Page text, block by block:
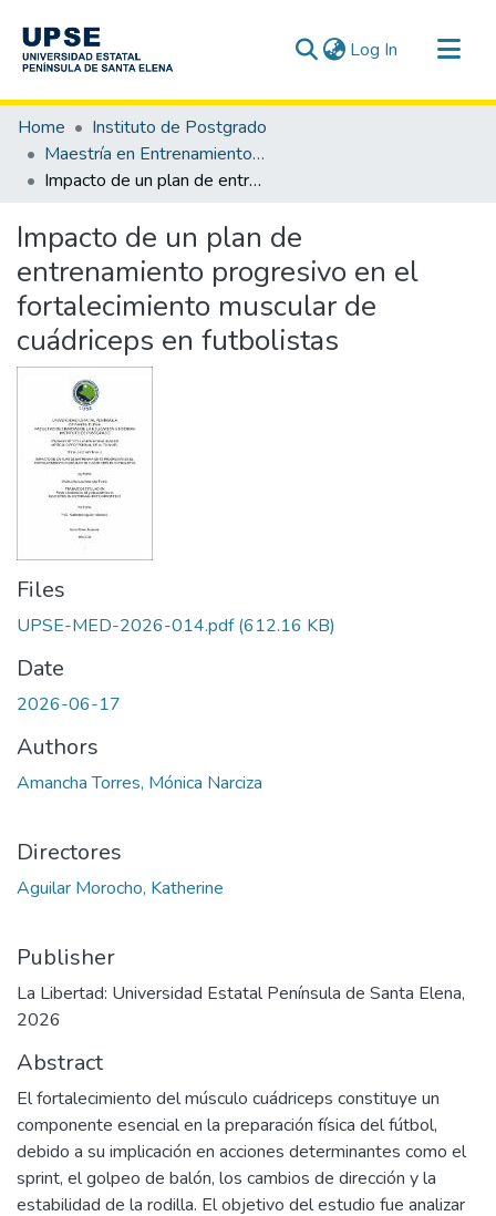
Log In (current)
Communities & Collections
All of DSpace
Statistics
Home
Instituto de Postgrado
Maestría en Entrenamiento Deportivo
Impacto de un plan de entrenamiento progresivo en el fortalecimiento muscular de cuádriceps en futbolistas
Impacto de un plan de
entrenamiento progresivo en el
fortalecimiento muscular de
cuádriceps en futbolistas
Files
UPSE-MED-2026-014.pdf(612.16 KB)
Date
2026-06-17
Authors
Amancha Torres, Mónica Narciza
Directores
Aguilar Morocho, Katherine
Publisher
La Libertad: Universidad Estatal Península de Santa Elena,
2026
Abstract
El fortalecimiento del músculo cuádriceps constituye un
componente esencial en la preparación física del fútbol,
debido a su implicación en acciones determinantes como el
sprint, el golpeo de balón, los cambios de dirección y la
estabilidad de la rodilla. El objetivo del estudio fue analizar